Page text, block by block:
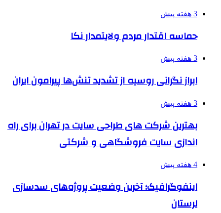
3 هفته پیش
حماسه اقتدار مردم ولایتمدار نکا
3 هفته پیش
ابراز نگرانی روسیه از تشدید تنش‌ها پیرامون ایران
3 هفته پیش
بهترین شرکت های طراحی سایت در تهران برای راه
اندازی سایت فروشگاهی و شرکتی
4 هفته پیش
اینفوگرافیک؛ آخرین وضعیت پروژه‌های سدسازی
لرستان